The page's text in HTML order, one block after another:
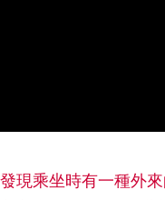
現乘坐時有一種外